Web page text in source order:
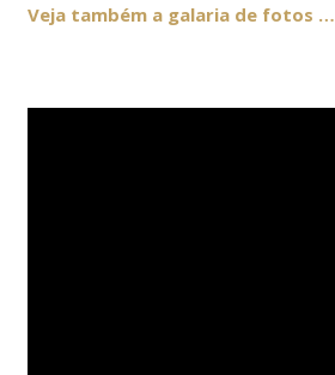
Veja também a galaria de fotos …